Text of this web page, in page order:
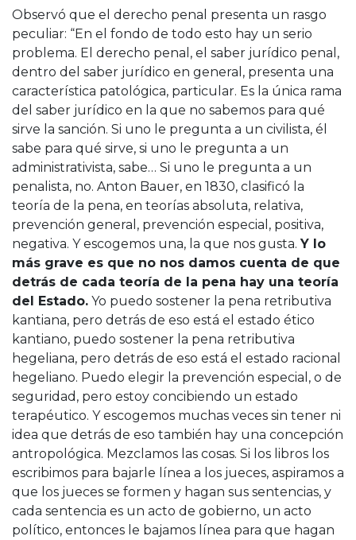
Observó que el derecho penal presenta un rasgo
peculiar: “En el fondo de todo esto hay un serio
problema. El derecho penal, el saber jurídico penal,
dentro del saber jurídico en general, presenta una
característica patológica, particular. Es la única rama
del saber jurídico en la que no sabemos para qué
sirve la sanción. Si uno le pregunta a un civilista, él
sabe para qué sirve, si uno le pregunta a un
administrativista, sabe… Si uno le pregunta a un
penalista, no. Anton Bauer, en 1830, clasificó la
teoría de la pena, en teorías absoluta, relativa,
prevención general, prevención especial, positiva,
negativa. Y escogemos una, la que nos gusta. Y lo
más grave es que no nos damos cuenta de que
detrás de cada teoría de la pena hay una teoría
del Estado. Yo puedo sostener la pena retributiva
kantiana, pero detrás de eso está el estado ético
kantiano, puedo sostener la pena retributiva
hegeliana, pero detrás de eso está el estado racional
hegeliano. Puedo elegir la prevención especial, o de
seguridad, pero estoy concibiendo un estado
terapéutico. Y escogemos muchas veces sin tener ni
idea que detrás de eso también hay una concepción
antropológica. Mezclamos las cosas. Si los libros los
escribimos para bajarle línea a los jueces, aspiramos a
que los jueces se formen y hagan sus sentencias, y
cada sentencia es un acto de gobierno, un acto
político, entonces le bajamos línea para que hagan